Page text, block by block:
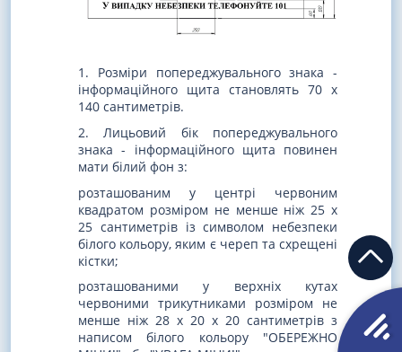
1. Розміри попереджувального знака -
інформаційного щита становлять 70 х
140 сантиметрів.
2. Лицьовий бік попереджувального
знака - інформаційного щита повинен
мати білий фон з:
розташованим у центрі червоним
квадратом розміром не менше ніж 25 х
25 сантиметрів із символом небезпеки
білого кольору, яким є череп та схрещені
кістки;
розташованими у верхніх кутах
червоними трикутниками розміром не
менше ніж 28 х 20 х 20 сантиметрів з
написом білого кольору "ОБЕРЕЖНО